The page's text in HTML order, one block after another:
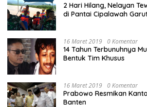
2 Hari Hilang, Nelayan
di Pantai Cipalawah
16 Maret 2019 0 Komentar
14 Tahun Terbunuhnya
Bentuk Tim Khusus
16 Maret 2019 0 Komentar
Prabowo Resmikan
Banten